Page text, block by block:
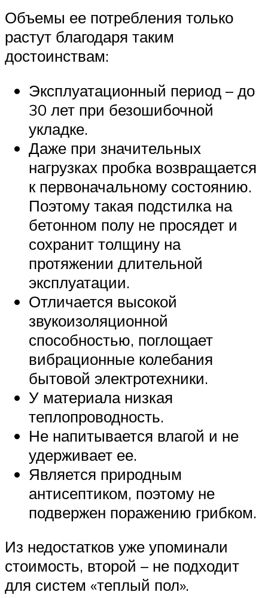
Объемы ее потребления только
растут благодаря таким
достоинствам:
Эксплуатационный период – до
30 лет при безошибочной
укладке.
Даже при значительных
нагрузках пробка возвращается
к первоначальному состоянию.
Поэтому такая подстилка на
бетонном полу не просядет и
сохранит толщину на
протяжении длительной
эксплуатации.
Отличается высокой
звукоизоляционной
способностью, поглощает
вибрационные колебания
бытовой электротехники.
У материала низкая
теплопроводность.
Не напитывается влагой и не
удерживает ее.
Является природным
антисептиком, поэтому не
подвержен поражению грибком.
Из недостатков уже упоминали
стоимость, второй – не подходит
для систем «теплый пол».